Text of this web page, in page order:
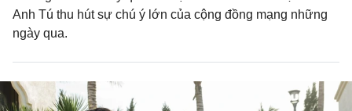
Anh Tú thu hút sự chú ý lớn của cộng đồng mạng những
ngày qua.